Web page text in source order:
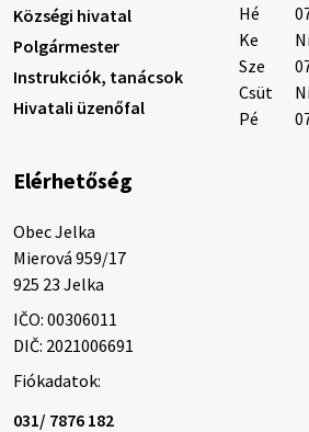
Helyi közlemények:
Gyászhirdetés: 2026.08.05. 1/
temetési szertartás 2026.
5. augusztus 2026 12:59
Helyi közlemények:
Gyászhirdetések: 2026.08.3. 1/
Községi hivatal
Polgármester
Instrukciók, tanácsok
Hivatali üzenőfal
Hé
Ke
Sze
Csüt
Pé
Elérhetőség
Obec Jelka
Mierová 959/17
925 23 Jelka
IČO: 00306011
DIČ: 2021006691
Fiókadatok:
031/ 7876 182